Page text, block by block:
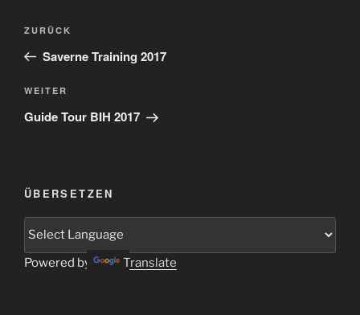
Beitragsnavigation
Vorheriger
Beitrag
ZURÜCK
Saverne Training 2017
Nächster
Beitrag
WEITER
Guide Tour BIH 2017
ÜBERSETZEN
Powered by Translate